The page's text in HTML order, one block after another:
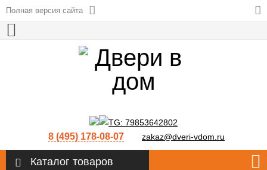
Полная версия сайта
8 (495) 178-08-07 zakaz@dveri-vdom.ru
Каталог товаров